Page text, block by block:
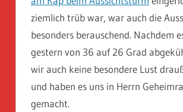
ziemlich trüb war, war auch die
besonders berauschend. Nachdem
gestern von 36 auf 26 Grad
wir auch keine besondere Lust
und haben es uns in Herrn
gemacht.